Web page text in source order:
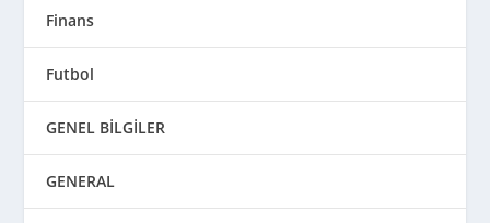
Finans
Futbol
GENEL BİLGİLER
GENERAL